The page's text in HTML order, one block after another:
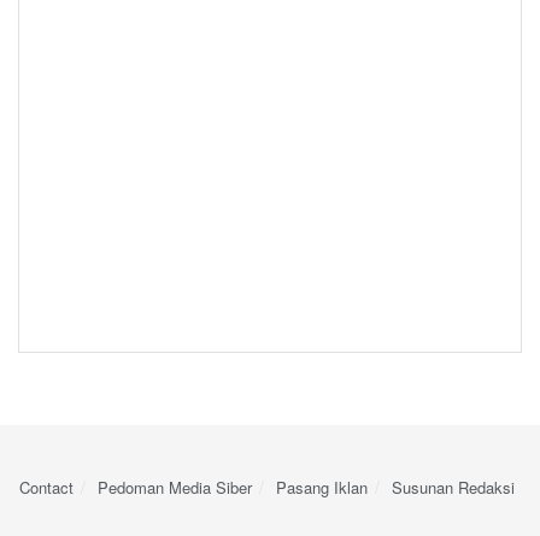
Contact Pedoman Media Siber Pasang Iklan Susunan Redaksi